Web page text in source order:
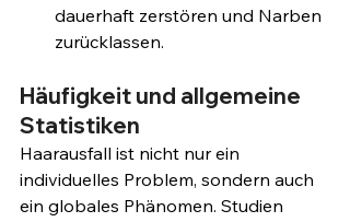
dauerhaft zerstören und Narben
zurücklassen.
Häufigkeit und allgemeine
Statistiken
Haarausfall ist nicht nur ein
individuelles Problem, sondern auch
ein globales Phänomen. Studien